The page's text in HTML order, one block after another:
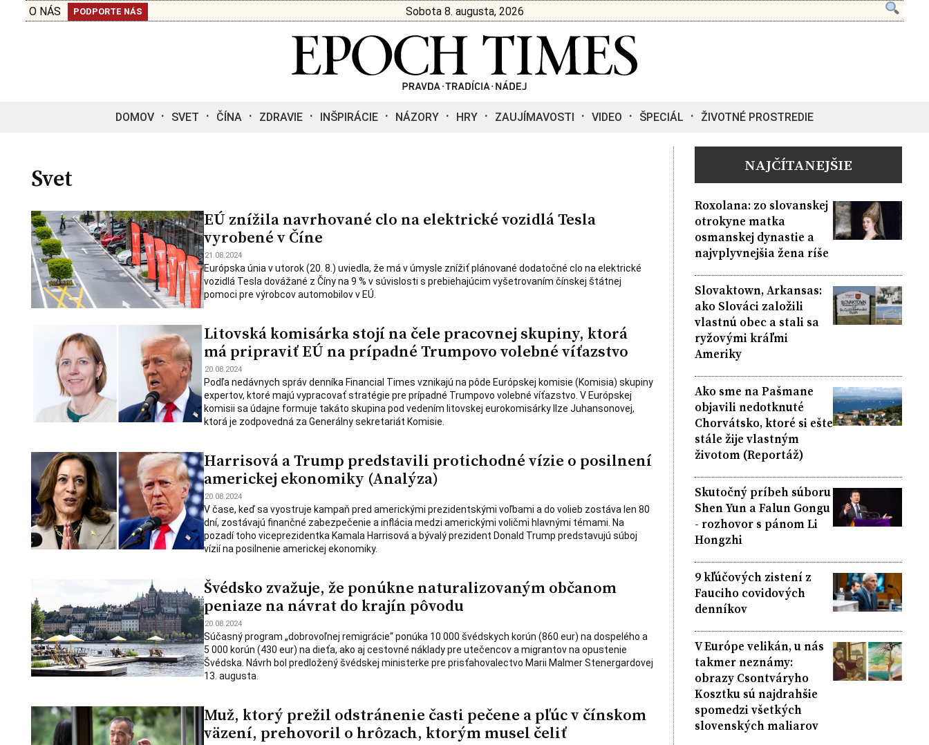
O NÁS PODPORTE NÁS Sobota 8. augusta, 2026
DOMOV SVET ČÍNA ZDRAVIE INŠPIRÁCIE NÁZORY HRY ZAUJÍMAVOSTI VIDEO ŠPECIÁL ŽIVOTNÉ PROSTREDIE
Svet
EÚ znížila navrhované clo na elektrické vozidlá Tesla
vyrobené v Číne
21.08.2024
Európska únia v utorok (20. 8.) uviedla, že má v úmysle znížiť plánované dodatočné clo na elektrické
vozidlá Tesla dovážané z Číny na 9 % v súvislosti s prebiehajúcim vyšetrovaním čínskej štátnej
pomoci pre výrobcov automobilov v EÚ.
Litovská komisárka stojí na čele pracovnej skupiny, ktorá
má pripraviť EÚ na prípadné Trumpovo volebné víťazstvo
20.08.2024
Podľa nedávnych správ denníka Financial Times vznikajú na pôde Európskej komisie (Komisia) skupiny
expertov, ktoré majú vypracovať stratégie pre prípadné Trumpovo volebné víťazstvo. V Európskej
komisii sa údajne formuje takáto skupina pod vedením litovskej eurokomisárky Ilze Juhansonovej,
ktorá je zodpovedná za Generálny sekretariát Komisie.
Harrisová a Trump predstavili protichodné vízie o posilnení
americkej ekonomiky (Analýza)
20.08.2024
V čase, keď sa vyostruje kampaň pred americkými prezidentskými voľbami a do volieb zostáva len 80
dní, zostávajú finančné zabezpečenie a inflácia medzi americkými voličmi hlavnými témami. Na
pozadí toho viceprezidentka Kamala Harrisová a bývalý prezident Donald Trump predstavujú súboj
vízií na posilnenie americkej ekonomiky.
Švédsko zvažuje, že ponúkne naturalizovaným občanom
peniaze na návrat do krajín pôvodu
20.08.2024
Súčasný program „dobrovoľnej remigrácie“ ponúka 10 000 švédskych korún (860 eur) na dospelého a
5 000 korún (430 eur) na dieťa, ako aj cestovné náklady pre utečencov a migrantov na opustenie
Švédska. Návrh bol predložený švédskej ministerke pre prisťahovalectvo Marii Malmer Stenergardovej
13. augusta.
Muž, ktorý prežil odstránenie časti pečene a pľúc v čínskom
väzení, prehovoril o hrôzach, ktorým musel čeliť
NAJČÍTANEJŠIE
Roxolana: zo slovanskej
otrokyne matka
osmanskej dynastie a
najvplyvnejšia žena ríše
Slovaktown, Arkansas:
ako Slováci založili
vlastnú obec a stali sa
ryžovými kráľmi
Ameriky
Ako sme na Pašmane
objavili nedotknuté
Chorvátsko, ktoré si ešte
stále žije vlastným
životom (Reportáž)
Skutočný príbeh súboru
Shen Yun a Falun Gongu
- rozhovor s pánom Li
Hongzhi
9 kľúčových zistení z
Fauciho covidových
denníkov
V Európe velikán, u nás
takmer neznámy:
obrazy Csontváryho
Kosztku sú najdrahšie
spomedzi všetkých
slovenských maliarov